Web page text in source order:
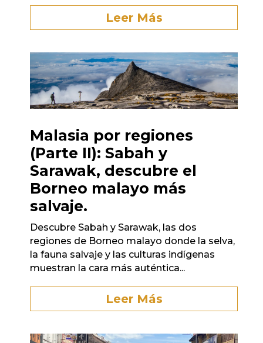
Leer Más
Malasia por regiones
(Parte II): Sabah y
Sarawak, descubre el
Borneo malayo más
salvaje.
Descubre Sabah y Sarawak, las dos
regiones de Borneo malayo donde la selva,
la fauna salvaje y las culturas indígenas
muestran la cara más auténtica...
Leer Más